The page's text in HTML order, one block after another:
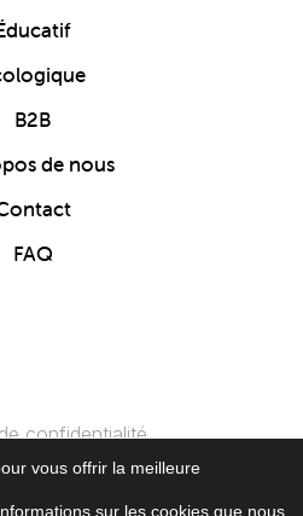
B2B
de nous
FAQ
confidentialité
Tous Droits Réservés.
vous offrir la meilleure
sur les cookies que nous